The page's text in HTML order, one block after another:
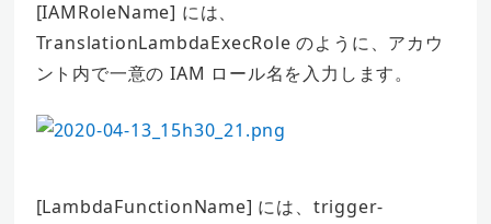
[IAMRoleName] には、
TranslationLambdaExecRole のように、アカウ
ント内で一意の IAM ロール名を入力します。
[LambdaFunctionName] には、trigger-